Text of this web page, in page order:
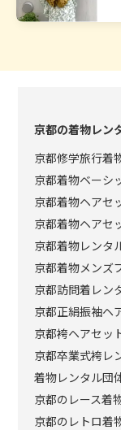
京都の着物レン
京都修学旅行着
京都着物ベーシ
京都着物ヘアセ
京都着物ヘアセ
京都着物レンタ
京都着物メンズ
京都訪問着レン
京都正絹振袖ヘ
京都袴ヘアセッ
京都卒業式袴レ
着物レンタル団
京都のレース着
京都のレトロ着